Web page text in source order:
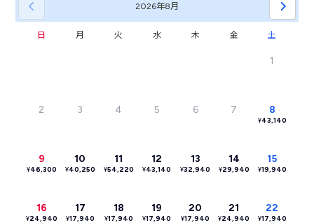
2026年8月
日 月 火 水 木 金 土
1
2 3 4 5 6 7 8
¥43,140
9
¥46,300
10
¥40,250
11
¥54,220
12
¥43,140
13
¥32,940
14
¥29,940
15
¥19,940
16
¥24,940
17
¥17,940
18
¥17,940
19
¥17,940
20
¥17,940
21
¥24,940
22
¥17,940